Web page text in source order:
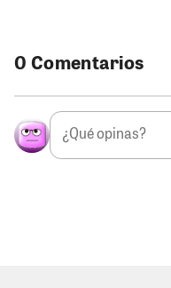
0 Comentarios